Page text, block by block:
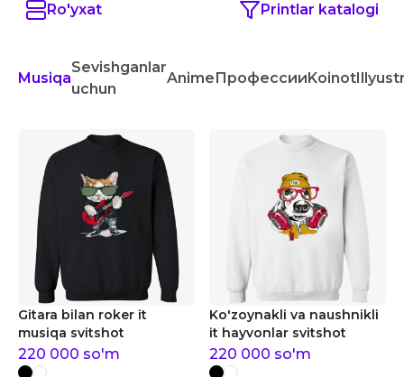
Ro'yxat Printlar katalogi
Musiqa
Sevishganlar
uchun
AnimeПрофессииKoinot
Gitara bilan roker it
musiqa svitshot
220 000 so'm
Ko'zoynakli va naushnikli
it hayvonlar svitshot
220 000 so'm